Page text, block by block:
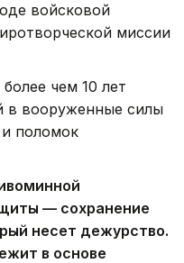
войсковой
миссии
чем 10 лет
в вооруженные силы
и поломок
— сохранение
несет дежурство.
в основе